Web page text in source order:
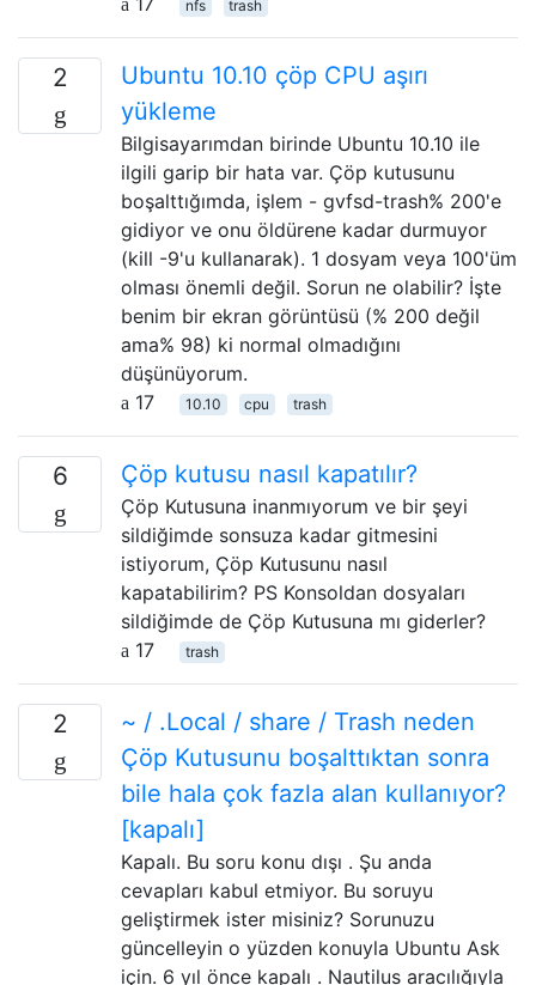
nfs trash
2
Ubuntu 10.10 çöp CPU aşırı
yükleme
Bilgisayarımdan birinde Ubuntu 10.10 ile
ilgili garip bir hata var. Çöp kutusunu
boşalttığımda, işlem - gvfsd-trash% 200'e
gidiyor ve onu öldürene kadar durmuyor
(kill -9'u kullanarak). 1 dosyam veya 100'üm
olması önemli değil. Sorun ne olabilir? İşte
benim bir ekran görüntüsü (% 200 değil
ama% 98) ki normal olmadığını
düşünüyorum.
17
10.10 cpu trash
6 Çöp kutusu nasıl kapatılır?
Çöp Kutusuna inanmıyorum ve bir şeyi
sildiğimde sonsuza kadar gitmesini
istiyorum, Çöp Kutusunu nasıl
kapatabilirim? PS Konsoldan dosyaları
sildiğimde de Çöp Kutusuna mı giderler?
17
trash
2
~ / .Local / share / Trash neden
Çöp Kutusunu boşalttıktan sonra
bile hala çok fazla alan kullanıyor?
[kapalı]
Kapalı. Bu soru konu dışı . Şu anda
cevapları kabul etmiyor. Bu soruyu
geliştirmek ister misiniz? Sorunuzu
güncelleyin o yüzden konuyla Ubuntu Ask
için. 6 yıl önce kapalı . Nautilus aracılığıyla